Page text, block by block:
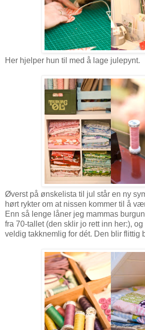
Her hjelper hun til med å lage julepynt.
Øverst på ønskelista til jul står en ny
hørt rykter om at nissen kommer til å
Enn så lenge låner jeg mammas
fra 70-tallet (den sklir jo rett inn her:),
veldig takknemlig for dét. Den blir flittig